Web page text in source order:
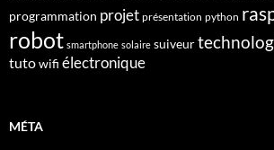
programmation projet présentation python
robot smartphone solaire suiveur
tutowifi électronique
MÉTA